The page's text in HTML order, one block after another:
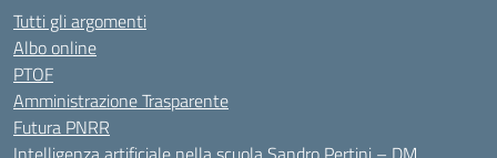
Tutti gli argomenti
Albo online
PTOF
Amministrazione Trasparente
Futura PNRR